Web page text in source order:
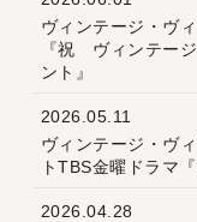
ヴィンテージ・ヴ
『祝 ヴィンテー
ント』
2026.05.11
ヴィンテージ・ヴ
トTBS金曜ドラマ
2026.04.28